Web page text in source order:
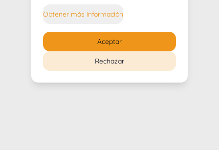
Obtener más información
Rechazar
Aceptar